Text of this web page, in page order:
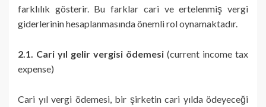
farklılık gösterir. Bu farklar cari ve ertelenmiş vergi
giderlerinin hesaplanmasında önemli rol oynamaktadır.
2.1. Cari yıl gelir vergisi ödemesi (current income tax
expense)
Cari yıl vergi ödemesi, bir şirketin cari yılda ödeyeceği